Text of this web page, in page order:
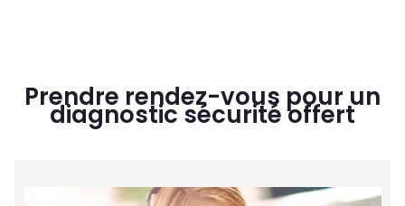
Prendre rendez-vous pour un
diagnostic sécurité offert